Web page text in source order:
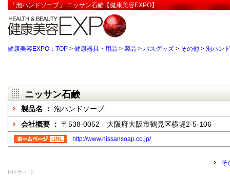
「泡ハンドソープ」:ニッサン石鹸【健康美容EXPO】
健康美容EXPO：TOP > 健康器具・用品 > 製品 > バスグッズ > その他 > 泡ハン
ニッサン石鹸
製品名 ： 泡ハンドソープ
会社概要 ： 〒538-0052 大阪府大阪市鶴見区横堤2-5-106
http://www.nissansoap.co.jp/
そ
PRサイト